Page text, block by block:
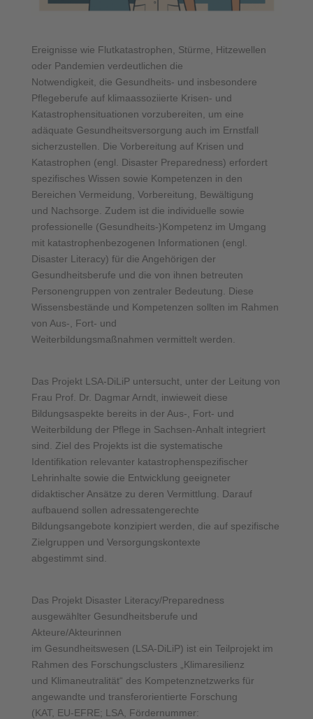
Ereignisse wie Flutkatastrophen, Stürme, Hitzewellen
oder Pandemien verdeutlichen die
Notwendigkeit, die Gesundheits- und insbesondere
Pflegeberufe auf klimaassoziierte Krisen- und
Katastrophensituationen vorzubereiten, um eine
adäquate Gesundheitsversorgung auch im Ernstfall
sicherzustellen. Die Vorbereitung auf Krisen und
Katastrophen (engl. Disaster Preparedness) erfordert
spezifisches Wissen sowie Kompetenzen in den
Bereichen Vermeidung, Vorbereitung, Bewältigung
und Nachsorge. Zudem ist die individuelle sowie
professionelle (Gesundheits-)Kompetenz im Umgang
mit katastrophenbezogenen Informationen (engl.
Disaster Literacy) für die Angehörigen der
Gesundheitsberufe und die von ihnen betreuten
Personengruppen von zentraler Bedeutung. Diese
Wissensbestände und Kompetenzen sollten im Rahmen
von Aus-, Fort- und
Weiterbildungsmaßnahmen vermittelt werden.
Das Projekt LSA-DiLiP untersucht, unter der Leitung von
Frau Prof. Dr. Dagmar Arndt, inwieweit diese
Bildungsaspekte bereits in der Aus-, Fort- und
Weiterbildung der Pflege in Sachsen-Anhalt integriert
sind. Ziel des Projekts ist die systematische
Identifikation relevanter katastrophenspezifischer
Lehrinhalte sowie die Entwicklung geeigneter
didaktischer Ansätze zu deren Vermittlung. Darauf
aufbauend sollen adressatengerechte
Bildungsangebote konzipiert werden, die auf spezifische
Zielgruppen und Versorgungskontexte
abgestimmt sind.
Das Projekt Disaster Literacy/Preparedness
ausgewählter Gesundheitsberufe und
Akteure/Akteurinnen
im Gesundheitswesen (LSA-DiLiP) ist ein Teilprojekt im
Rahmen des Forschungsclusters „Klimaresilienz
und Klimaneutralität“ des Kompetenznetzwerks für
angewandte und transferorientierte Forschung
(KAT, EU-EFRE; LSA, Fördernummer: